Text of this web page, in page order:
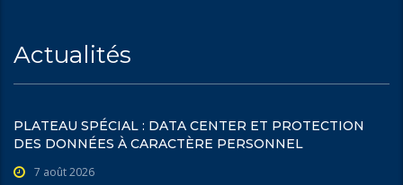
Actualités
PLATEAU SPÉCIAL : DATA CENTER ET PROTECTION
DES DONNÉES À CARACTÈRE PERSONNEL
7 août 2026